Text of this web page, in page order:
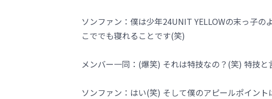
ソンファン：僕は少年24UNIT YELLOWの末っ子
こででも寝れることです(笑)
メンバー一同：(爆笑) それは特技なの？(笑) 特技
ソンファン：はい(笑) そして僕のアピールポイン